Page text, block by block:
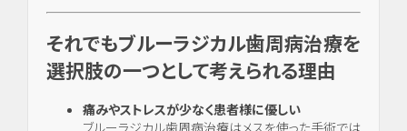
それでもブルーラジカル歯周病治療を
選択肢の一つとして考えられる理由
痛みやストレスが少なく患者様に優しい
ブルーラジカル歯周病治療はメスを使った手術では